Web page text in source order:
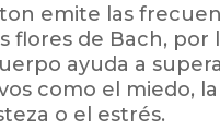
emite las
flores de Bach, por
ayuda a
como el miedo, la
o el estrés.